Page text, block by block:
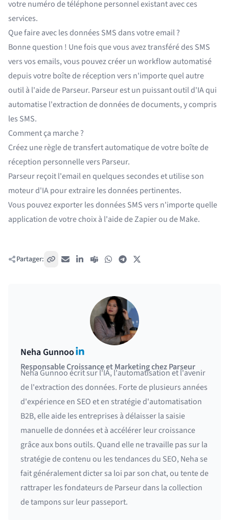
votre numéro de téléphone personnel existant avec ces
services.
Que faire avec les données SMS dans votre email ?
Bonne question ! Une fois que vous avez transféré des SMS
vers vos emails, vous pouvez créer un workflow automatisé
depuis votre boîte de réception vers n'importe quel autre
outil à l'aide de Parseur. Parseurest un puissant outil d'IA qui
automatise l'extraction de données de documents, y compris
les SMS.
Comment ça marche ?
Créez une règle de transfert automatique de votre boîte de
réception personnelle vers Parseur.
Parseur reçoit l'email en quelques secondes et utilise son
moteur d'IA pour extraire les données pertinentes.
Vous pouvez exporter les données SMS vers n'importe quelle
application de votre choix à l'aide deZapierou deMake.
Partager: Copier le lien
E-mail LinkedIn
Teams WhatsAppTelegram
Neha GunnooLinkedIn
Responsable Croissance et Marketing chez Parseur
Neha Gunnoo écrit sur l'IA, l'automatisation et l'avenir
de l'extraction des données. Forte de plusieurs années
d'expérience en SEO et en stratégie d'automatisation
B2B, elle aide les entreprises à délaisser la saisie
manuelle de données et à accélérer leur croissance
grâce aux bons outils. Quand elle ne travaille pas sur la
stratégie de contenu ou les tendances du SEO, Neha se
fait généralement dicter sa loi par son chat, ou tente de
rattraper les fondateurs de Parseur dans la collection
de tampons sur leur passeport.